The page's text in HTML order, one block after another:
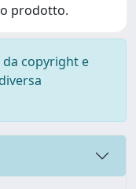
prodotto.
copyright e